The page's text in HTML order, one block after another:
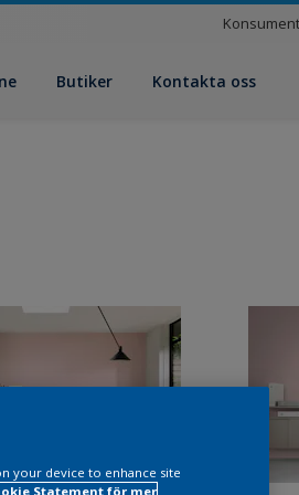
Butiker Kontakta oss
your device to enhance site
Statement för mer